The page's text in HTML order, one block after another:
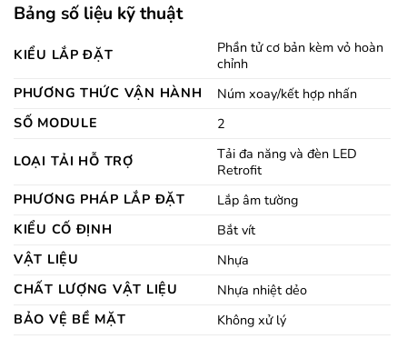
Bảng số liệu kỹ thuật
KIỂU LẮP ĐẶT
Phần tử cơ bản kèm vỏ hoàn
chỉnh
PHƯƠNG THỨC VẬN HÀNH
Núm xoay/kết hợp nhấn
SỐ MODULE
2
LOẠI TẢI HỖ TRỢ
Tải đa năng và đèn LED
Retrofit
PHƯƠNG PHÁP LẮP ĐẶT
Lắp âm tường
KIỂU CỐ ĐỊNH
Bắt vít
VẬT LIỆU
Nhựa
CHẤT LƯỢNG VẬT LIỆU
Nhựa nhiệt dẻo
BẢO VỆ BỀ MẶT
Không xử lý